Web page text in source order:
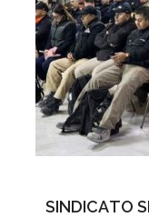
SINDICATO